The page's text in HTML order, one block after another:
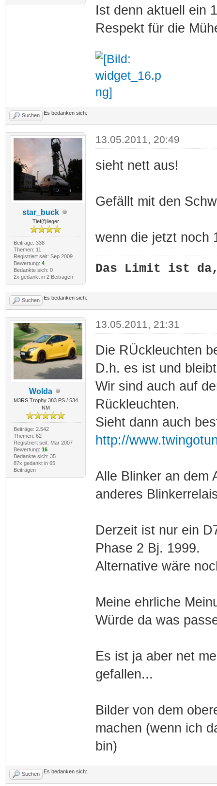
Ist denn aktuell ein
Respekt für die
Suchen Es bedanken sich:
star_buck
Tief(f)lieger
Beiträge: 338
Themen: 11
Registriert seit: Sep 2009
Bewertung: 4
Bedankte sich: 0
2x gedankt in 2 Beiträgen
13.05.2011, 20:49
sieht nett aus!
Gefällt mit den
wenn die jetzt noch
Das Limit ist da,
Suchen Es bedanken sich:
Wolda
M3RS Trophy 383 PS / 534
NM
Beiträge: 2.542
Themen: 62
Registriert seit: Mar 2007
Bewertung: 16
Bedankte sich: 35
87x gedankt in 65
Beiträgen
13.05.2011, 21:31
Die RÜckleuchten
D.h. es ist und
Wir sind auch auf
Rückleuchten.
Sieht dann auch
http://
Alle Blinker an dem
anderes
Derzeit ist nur ein
Phase 2 Bj. 1999.
Alternative wäre
Meine ehrliche
Würde da was
Es ist ja aber net
gefallen...
Bilder von dem
machen (wenn ich
bin)
Suchen Es bedanken sich: